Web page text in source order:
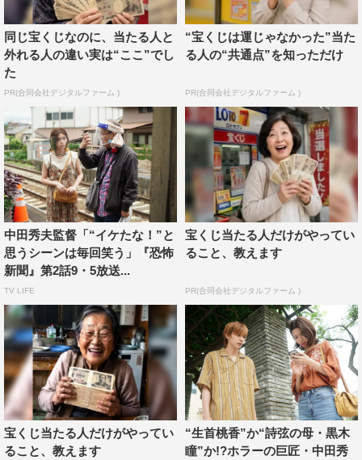
駿河太郎コメント「現場では“1日1シーンの男”って呼
ばれています（笑）」
佐藤大樹 坂口涼太郎 片山友希
白石聖 駿河太郎 黒木瞳
同じ宝くじなのに、当たる人と
外れる人の違い実は“ここ”でし
た
PR(合同会社デジタルファーム )
“宝くじは運じゃなかった”当た
る人の“共通点”を知っただけ
PR(合同会社デジタルファーム )
中田秀夫監督「“イケたな！”と
思うシーンは毎回笑う」『恐怖
新聞』第2話9・5放送...
TV LIFE
宝くじ当たる人だけがやってい
ること、教えます
PR(合同会社デジタルファーム )
宝くじ当たる人だけがやってい
ること、教えます
“生首桃香”か“詩弦の母・黒木
瞳”か!?ホラーの巨匠・中田秀